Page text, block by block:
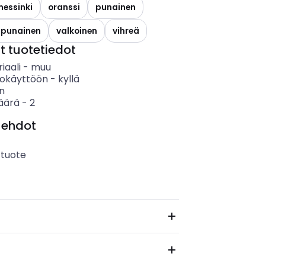
oranssi
punainen
valkoinen vihreä
tuotetiedot
- muu
- kyllä
- 2